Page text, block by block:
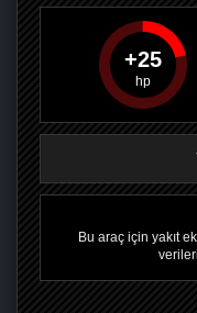
PAYLAŞPAYLAŞ
25
Bu araç için yakıt